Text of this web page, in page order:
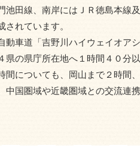
田線、南岸にはＪＲ徳島本線
れています。
車道「吉野川ハイウェイオア
県の県庁所在地へ１時間４０分
間についても、岡山まで２時間
中国圏域や近畿圏域との交流連